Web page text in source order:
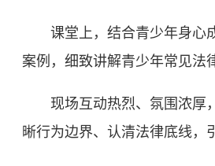
课堂上，结合青少年身心成
案例，细致讲解青少年常见法
现场互动热烈、氛围浓厚，
晰行为边界、认清法律底线，